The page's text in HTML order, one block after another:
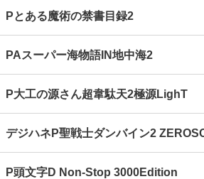
Pとある魔術の禁書目録2
PAスーパー海物語IN地中海2
P大工の源さん超韋駄天2極源LighT
デジハネP聖戦士ダンバイン2
P頭文字D Non‐Stop 3000Edition